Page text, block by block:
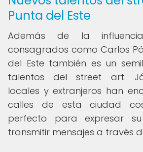
Punta del Este
Además de la
consagrados como Carlos
del Este también es un
talentos del street art.
locales y extranjeros han
calles de esta ciudad
perfecto para expresar
transmitir mensajes a través